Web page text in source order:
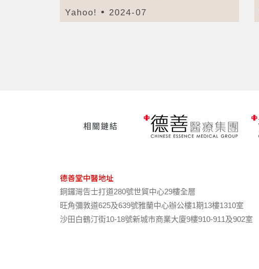
Yahoo! 2024-07
相關鏈結
德善堂中醫地址
銅鑼灣告士打道280號世貿中心29樓全層
旺角彌敦道625及639號雅蘭中心辦公樓1期13樓1310室
沙田白鶴汀街10-18號新城市商業大廈9樓910-911及902室